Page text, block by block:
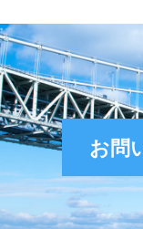
お問